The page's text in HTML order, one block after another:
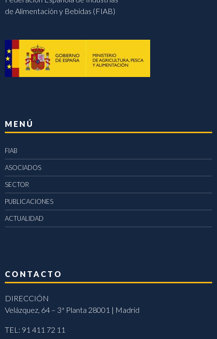
de Alimentación y Bebidas (FIAB)
MENÚ
FIAB
ASOCIADOS
SECTOR
PUBLICACIONES
ACTUALIDAD
CONTACTO
DIRECCIÓN
Velázquez, 64 – 3ª Planta 28001 | Madrid
TEL: 91 411 72 11